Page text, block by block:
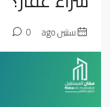
سنتين ago 0